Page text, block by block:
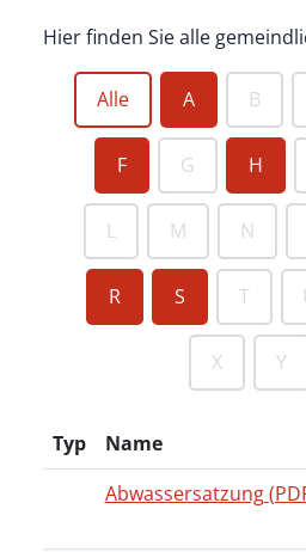
Hier finden Sie alle
Alle A B
F G H
L M N
R S T
X Y
Typ Name
Abwassersatzung